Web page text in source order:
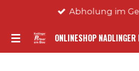
springen
ONLINESHOP NADLINGER
Abholung im